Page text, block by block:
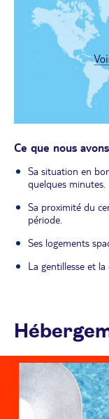
Ce que nous
Sa situation en
quelques minutes.
Sa proximité du
période.
Ses logements
La gentillesse et